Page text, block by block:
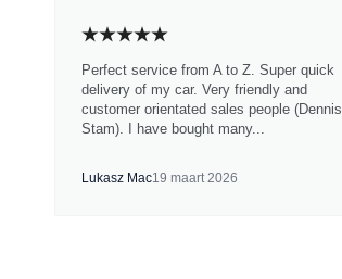
Perfect service from A to Z. Super quick
delivery of my car. Very friendly and
customer orientated sales people (Dennis
Stam). I have bought many...
Lukasz Mac19 maart 2026